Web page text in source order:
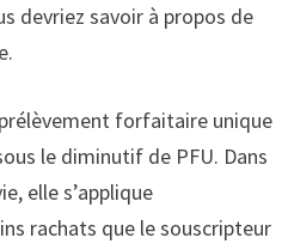
devriez savoir à propos de
forfaitaire unique
le diminutif de PFU. Dans
elle s’applique
rachats que le souscripteur